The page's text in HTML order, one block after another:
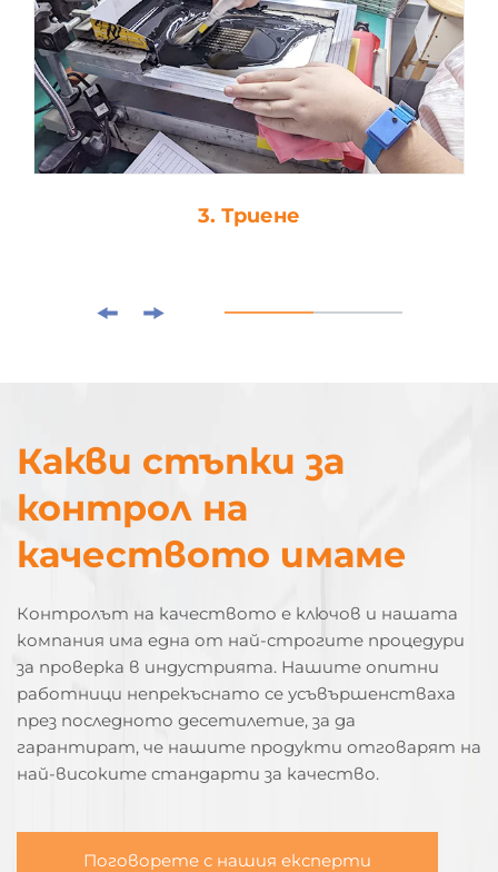
3. Триене
Какви стъпки за
контрол на
качеството имаме
Контролът на качеството е ключов и нашата
компания има една от най-строгите процедури
за проверка в индустрията. Нашите опитни
работници непрекъснато се усъвършенстваха
през последното десетилетие, за да
гарантират, че нашите продукти отговарят на
най-високите стандарти за качество.
Поговорете с нашия експерти